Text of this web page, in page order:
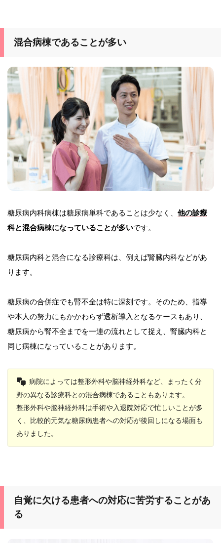
混合病棟であることが多い
糖尿病内科病棟は糖尿病単科であることは少なく、 他の診療
科と混合病棟になっていることが多いです。
糖尿病内科と混合になる診療科は、例えば腎臓内科などがあ
ります。
糖尿病の合併症でも腎不全は特に深刻です。そのため、指導
や本人の努力にもかかわらず透析導入となるケースもあり、
糖尿病から腎不全までを一連の流れとして捉え、腎臓内科と
同じ病棟になっていることがあります。
病院によっては整形外科や脳神経外科など、まったく分
野の異なる診療科との混合病棟であることもあります。
整形外科や脳神経外科は手術や入退院対応で忙しいことが多
く、比較的元気な糖尿病患者への対応が後回しになる場面も
ありました。
自覚に欠ける患者への対応に苦労することがあ
る